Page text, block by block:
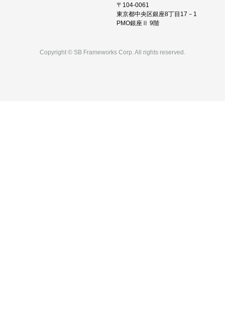
〒104-0061
東京都中央区銀座8丁目17－1
PMO銀座Ⅱ 9階
Copyright © SB Frameworks Corp. All rights reserved.